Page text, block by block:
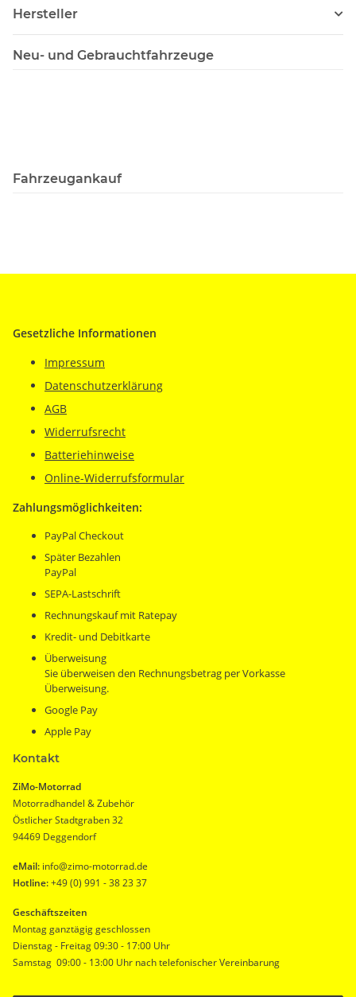
Hersteller
Neu- und Gebrauchtfahrzeuge
Fahrzeugankauf
Gesetzliche Informationen
Impressum
Datenschutzerklärung
AGB
Widerrufsrecht
Batteriehinweise
Online-Widerrufsformular
Zahlungsmöglichkeiten:
PayPal Checkout
Später Bezahlen
PayPal
SEPA-Lastschrift
Rechnungskauf mit Ratepay
Kredit- und Debitkarte
Überweisung
Sie überweisen den Rechnungsbetrag per Vorkasse
Überweisung.
Google Pay
Apple Pay
Kontakt
ZiMo-Motorrad
Motorradhandel & Zubehör
Östlicher Stadtgraben 32
94469 Deggendorf
eMail: info@zimo-motorrad.de
Hotline:+49 (0) 991 - 38 23 37
Geschäftszeiten
Montag ganztägig geschlossen
Dienstag - Freitag 09:30 - 17:00 Uhr
Samstag 09:00 - 13:00 Uhr nach telefonischer Vereinbarung